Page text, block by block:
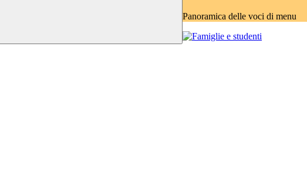
Panoramica delle voci di menu